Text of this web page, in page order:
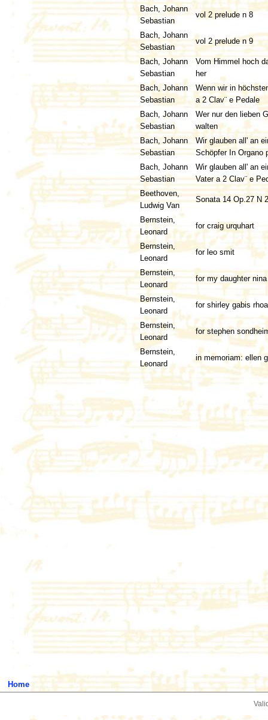
Bach, Johann
Sebastian
vol 2 prelude n 8
Bach, Johann
Sebastian
vol 2 prelude n 9
Bach, Johann
Sebastian
Vom Himmel hoch
her
Bach, Johann
Sebastian
Wenn wir in
a 2 Clav¨ e Pedale
Bach, Johann
Sebastian
Wer nur den lieben
walten
Bach, Johann
Sebastian
Wir glauben all' an
Schöpfer In Organo
Bach, Johann
Sebastian
Wir glauben all' an
Vater a 2 Clav¨ e
Beethoven,
Ludwig Van
Sonata 14 Op.27 N
Bernstein,
Leonard
for craig urquhart
Bernstein,
Leonard
for leo smit
Bernstein,
Leonard
for my daughter nina
Bernstein,
Leonard
for shirley gabis
Bernstein,
Leonard
for stephen
Bernstein,
Leonard
in memoriam: ellen
Home